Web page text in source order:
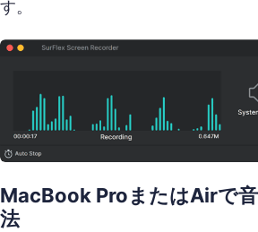
す。
MacBook ProまたはAirで
法